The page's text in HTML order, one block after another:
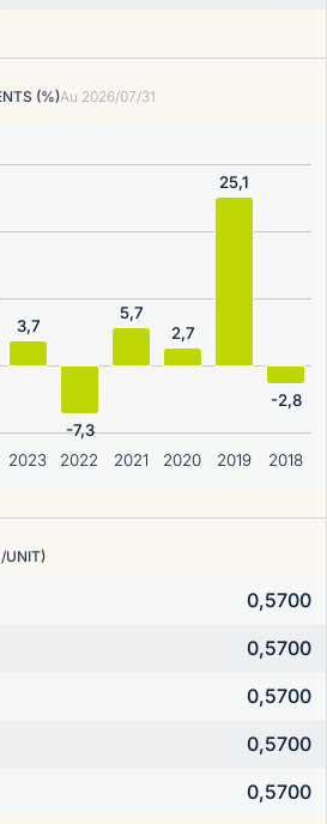
(%)Au 2026/07/31
2023 2022 2021 2020 2019 2018
3,7
-7,3
5,7
2,7
25,1
-2,8
UNIT)
0,5700
0,5700
0,5700
0,5700
0,5700